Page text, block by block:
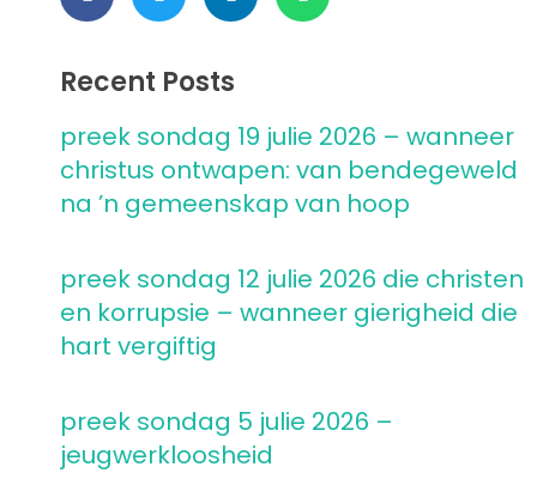
Recent Posts
preek sondag 19 julie 2026 – wanneer
christus ontwapen: van bendegeweld
na ’n gemeenskap van hoop
preek sondag 12 julie 2026 die christen
en korrupsie – wanneer gierigheid die
hart vergiftig
preek sondag 5 julie 2026 –
jeugwerkloosheid